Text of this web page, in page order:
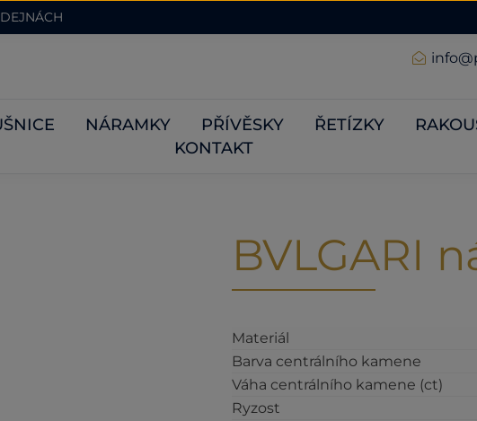
NÁRAMKY PŘÍVĚSKY ŘETÍZKY
KONTAKT
BVLGARI
Materiál
Barva centrálního kamene
Váha centrálního kamene (ct)
Ryzost